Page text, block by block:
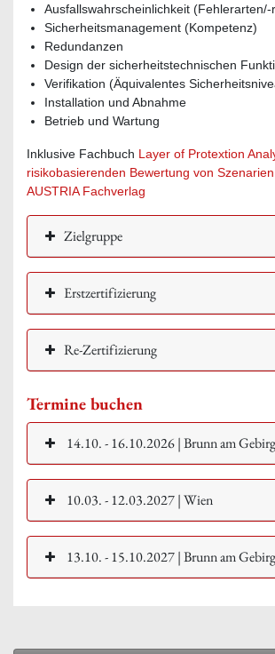
Ausfallswahrscheinlichkeit
Sicherheitsmanagement (Kompetenz)
Redundanzen
Design der sicherheitstechnischen
Verifikation (Äquivalentes
Installation und Abnahme
Betrieb und Wartung
Inklusive Fachbuch Layer of Protextion
risikobasierenden Bewertung von Szenarien
AUSTRIA Fachverlag
Zielgruppe
Erstzertifizierung
Re-Zertifizierung
Termine buchen
14.10. - 16.10.2026 | Brunn am
10.03. - 12.03.2027 | Wien
13.10. - 15.10.2027 | Brunn am